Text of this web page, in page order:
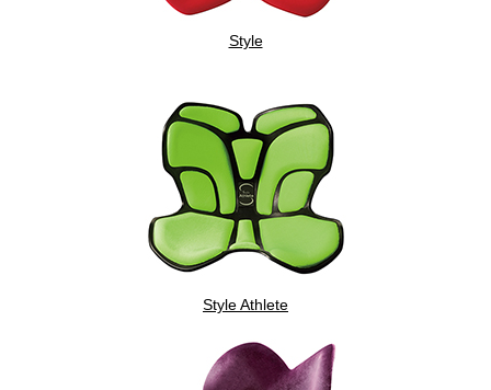
Style
Style Athlete